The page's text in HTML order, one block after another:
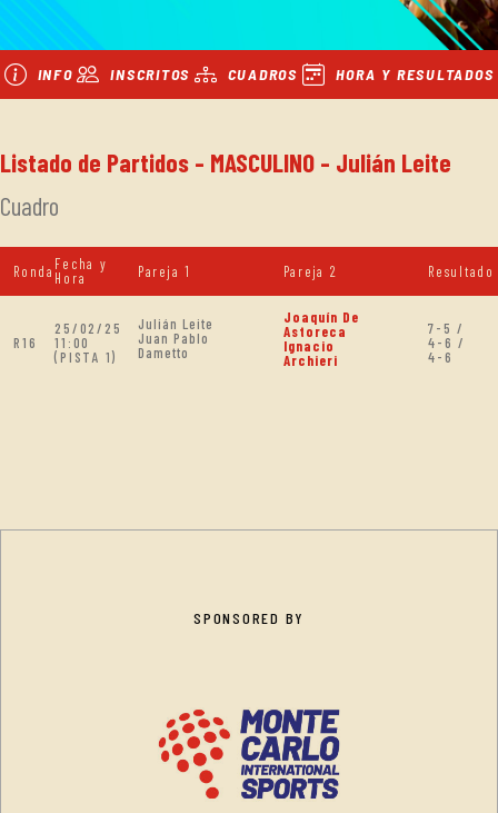
INFO INSCRITOS CUADROS HORA Y RESULTADOS
Listado de Partidos - MASCULINO - Julián Leite
Cuadro
Ronda Fecha y
Hora
Pareja 1 Pareja 2 Resultado
R16
25/02/25
11:00
(PISTA 1)
Julián Leite
Juan Pablo
Dametto
Joaquín De
Astoreca
Ignacio
Archieri
7-5 /
4-6 /
4-6
SPONSORED BY